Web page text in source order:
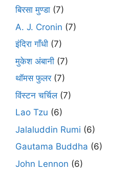
बिरसा मुण्डा (7)
A. J. Cronin (7)
इंदिरा गाँधी (7)
मुकेश अंबानी (7)
थॉमस फुलर(7)
विंस्टन चर्चिल(7)
Lao Tzu (6)
Jalaluddin Rumi (6)
Gautama Buddha (6)
John Lennon (6)